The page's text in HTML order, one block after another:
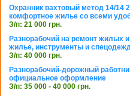
Охранник вахтовый метод 14/14
комфортное жилье со всеми
З/п: 21 000 грн.
Разнорабочий на ремонт жилых
жилье, инструменты и
З/п: 40 000 грн.
Разнорабочий-дорожный
официальное оформление
З/п: 35 000 - 40 000 грн.